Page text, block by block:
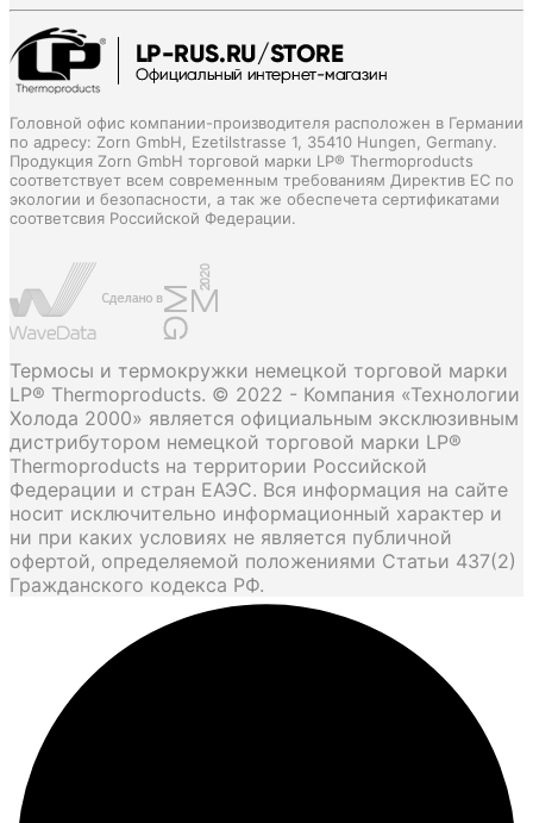
Головной офис компании-производителя расположен в Германии
по адресу: Zorn GmbH, Ezetilstrasse 1, 35410 Hungen, Germany.
Продукция Zorn GmbH торговой марки LP® Thermoproducts
соответствует всем современным требованиям Директив ЕС по
экологии и безопасности, а так же обеспечета сертификатами
соответсвия Российской Федерации.
Термосы и термокружки немецкой торговой марки
LP® Thermoproducts. © 2022 - Компания «Технологии
Холода 2000» является официальным эксклюзивным
дистрибутором немецкой торговой марки LP®
Thermoproducts на территории Российской
Федерации и стран ЕАЭС. Вся информация на сайте
носит исключительно информационный характер и
ни при каких условиях не является публичной
офертой, определяемой положениями Статьи 437(2)
Гражданского кодекса РФ.